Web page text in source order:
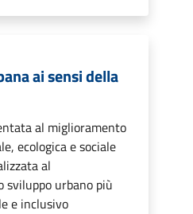
ai sensi della
al miglioramento
ecologica e sociale
al
sviluppo urbano più
e inclusivo